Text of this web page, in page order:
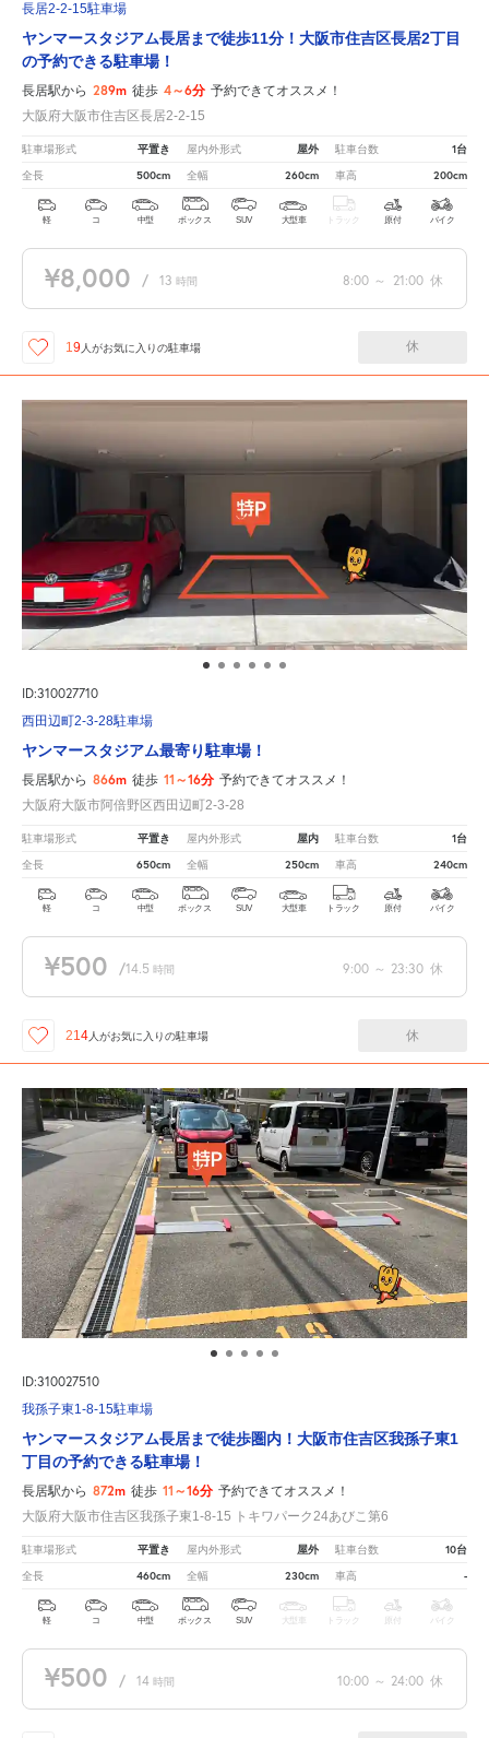
長居2-2-15駐車場
ヤンマースタジアム長居まで徒歩11分！大阪市住吉区長居2丁目
の予約できる駐車場！
長居駅から 289m 徒歩 4～6分 予約できてオススメ！
大阪府大阪市住吉区長居2-2-15
駐車場形式 平置き 屋内外形式 屋外 駐車台数 1台
全長 500cm 全幅 260cm 車高 200cm
軽 コ 中型 ボックス SUV 大型車 トラック 原付 バイク
¥8,000 / 13 時間 8:00 ～ 21:00 休
19 人がお気に入りの駐車場 休
ID:310027710
西田辺町2-3-28駐車場
ヤンマースタジアム最寄り駐車場！
長居駅から 866m 徒歩 11～16分 予約できてオススメ！
大阪府大阪市阿倍野区西田辺町2-3-28
駐車場形式 平置き 屋内外形式 屋内 駐車台数 1台
全長 650cm 全幅 250cm 車高 240cm
軽 コ 中型 ボックス SUV 大型車 トラック 原付 バイク
¥500 /14.5 時間 9:00 ～ 23:30 休
214人がお気に入りの駐車場 休
ID:310027510
我孫子東1-8-15駐車場
ヤンマースタジアム長居まで徒歩圏内！大阪市住吉区我孫子東1
丁目の予約できる駐車場！
長居駅から 872m 徒歩 11～16分 予約できてオススメ！
大阪府大阪市住吉区我孫子東1-8-15 トキワパーク24あびこ第6
駐車場形式 平置き 屋内外形式 屋外 駐車台数 10台
全長 460cm 全幅 230cm 車高 -
軽 コ 中型 ボックス SUV 大型車 トラック 原付 バイク
¥500 / 14 時間 10:00 ～ 24:00 休